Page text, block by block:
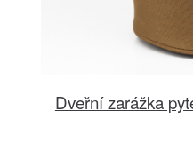
Dveřní zarážka